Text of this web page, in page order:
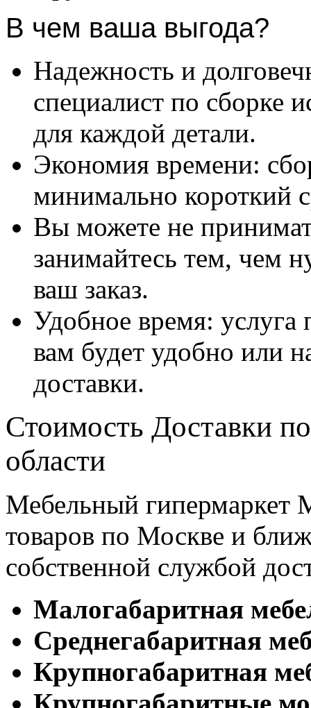
В чем ваша выгода?
Надежность и
специалист по сборке
для каждой детали.
Экономия времени:
минимально короткий
Вы можете не
занимайтесь тем, чем
ваш заказ.
Удобное время: услуга
вам будет удобно или
доставки.
Стоимость Доставки
области
Мебельный гипермаркет
товаров по Москве и
собственной службой
Малогабаритная
Cреднегабаритная
Крупногабаритная